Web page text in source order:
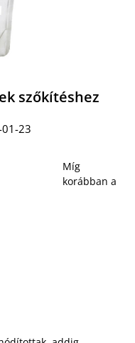
szőkítéshez
23
Míg
korábban a